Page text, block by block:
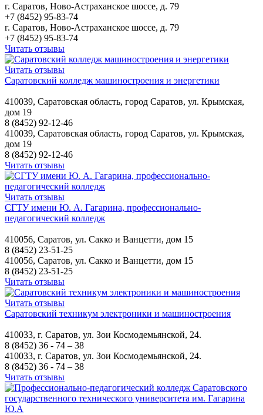
г. Саратов, Ново-Астраханское шоссе, д. 79
+7 (8452) 95-83-74
г. Саратов, Ново-Астраханское шоссе, д. 79
+7 (8452) 95-83-74
Читать отзывы
Читать отзывы
Саратовский колледж машиностроения и энергетики
410039, Саратовская область, город Саратов, ул. Крымская,
дом 19
8 (8452) 92-12-46
410039, Саратовская область, город Саратов, ул. Крымская,
дом 19
8 (8452) 92-12-46
Читать отзывы
Читать отзывы
СГТУ имени Ю. А. Гагарина, профессионально-
педагогический колледж
410056, Саратов, ул. Сакко и Ванцетти, дом 15
8 (8452) 23-51-25
410056, Саратов, ул. Сакко и Ванцетти, дом 15
8 (8452) 23-51-25
Читать отзывы
Читать отзывы
Саратовский техникум электроники и машиностроения
410033, г. Саратов, ул. Зои Космодемьянской, 24.
8 (8452) 36 - 74 – 38
410033, г. Саратов, ул. Зои Космодемьянской, 24.
8 (8452) 36 - 74 – 38
Читать отзывы